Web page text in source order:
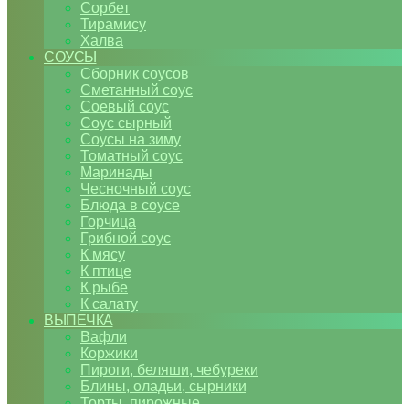
Сорбет
Тирамису
Халва
СОУСЫ
Сборник соусов
Сметанный соус
Соевый соус
Соус сырный
Соусы на зиму
Томатный соус
Маринады
Чесночный соус
Блюда в соусе
Горчица
Грибной соус
К мясу
К птице
К рыбе
К салату
ВЫПЕЧКА
Вафли
Коржики
Пироги, беляши, чебуреки
Блины, оладьи, сырники